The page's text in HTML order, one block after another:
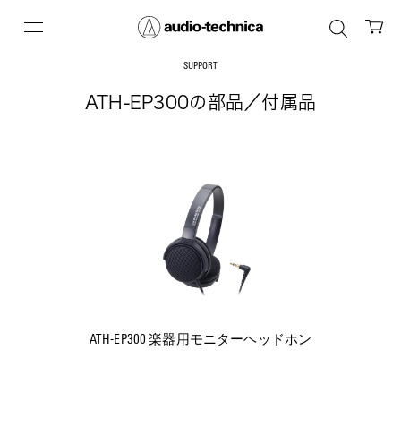
SUPPORT
ATH-EP300の部品／付属品
ATH-EP300 楽器用モニターヘッドホン